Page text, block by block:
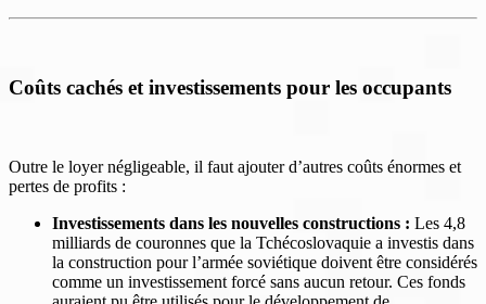
Coûts cachés et investissements pour les occupants
Outre le loyer négligeable, il faut ajouter d’autres coûts énormes et
pertes de profits :
Investissements dans les nouvelles constructions : Les 4,8
milliards de couronnes que la Tchécoslovaquie a investis dans
la construction pour l’armée soviétique doivent être considérés
comme un investissement forcé sans aucun retour. Ces fonds